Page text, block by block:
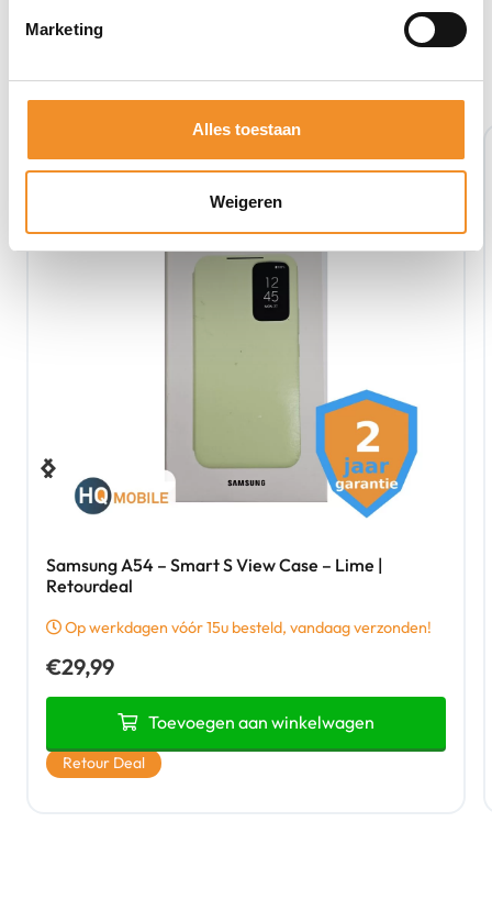
Marketing
Alles toestaan
Weigeren
Samsung A54 – Smart S View Case – Lime |
Retourdeal
Op werkdagen vóór 15u besteld, vandaag verzonden!
€29,99
Toevoegen aan winkelwagen
Retour Deal